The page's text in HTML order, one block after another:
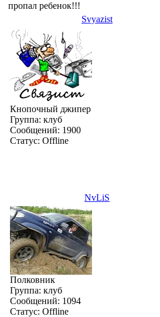
пропал ребенок!!!
Svyazist
Кнопочный джипер
Группа: клуб
Сообщений: 1900
Статус: Offline
NvLiS
Полковник
Группа: клуб
Сообщений: 1094
Статус: Offline